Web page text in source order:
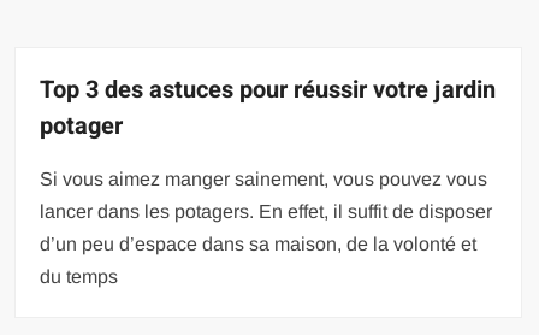
Top 3 des astuces pour réussir votre jardin
potager
Si vous aimez manger sainement, vous pouvez vous
lancer dans les potagers. En effet, il suffit de disposer
d’un peu d’espace dans sa maison, de la volonté et
du temps